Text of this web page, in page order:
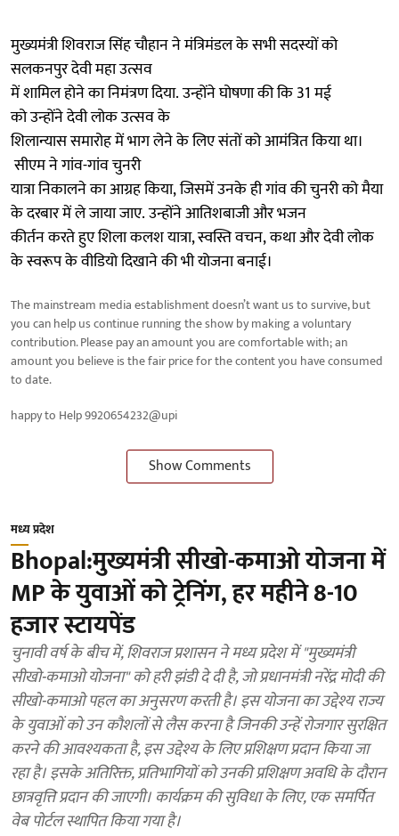
मुख्यमंत्री शिवराज सिंह चौहान ने मंत्रिमंडल के सभी सदस्यों को
सलकनपुर देवी महा उत्सव
में शामिल होने का निमंत्रण दिया. उन्होंने घोषणा की कि 31 मई
को उन्होंने देवी लोक उत्सव के
शिलान्यास समारोह में भाग लेने के लिए संतों को आमंत्रित किया था।
सीएम ने गांव-गांव चुनरी
यात्रा निकालने का आग्रह किया, जिसमें उनके ही गांव की चुनरी को मैया
के दरबार में ले जाया जाए. उन्होंने आतिशबाजी और भजन
कीर्तन करते हुए शिला कलश यात्रा, स्वस्ति वचन, कथा और देवी लोक
के स्वरूप के वीडियो दिखाने की भी योजना बनाई।
The mainstream media establishment doesn’t want us to survive, but
you can help us continue running the show by making a voluntary
contribution. Please pay an amount you are comfortable with; an
amount you believe is the fair price for the content you have consumed
to date.
happy to Help 9920654232@upi
Show Comments
मध्य प्रदेश
Bhopal:मुख्यमंत्री सीखो-कमाओ योजना में
MP के युवाओं को ट्रेनिंग, हर महीने 8-10
हजार स्टायपेंड
चुनावी वर्ष के बीच में, शिवराज प्रशासन ने मध्य प्रदेश में "मुख्यमंत्री
सीखो-कमाओ योजना" को हरी झंडी दे दी है, जो प्रधानमंत्री नरेंद्र मोदी की
सीखो-कमाओ पहल का अनुसरण करती है। इस योजना का उद्देश्य राज्य
के युवाओं को उन कौशलों से लैस करना है जिनकी उन्हें रोजगार सुरक्षित
करने की आवश्यकता है, इस उद्देश्य के लिए प्रशिक्षण प्रदान किया जा
रहा है। इसके अतिरिक्त, प्रतिभागियों को उनकी प्रशिक्षण अवधि के दौरान
छात्रवृत्ति प्रदान की जाएगी। कार्यक्रम की सुविधा के लिए, एक समर्पित
वेब पोर्टल स्थापित किया गया है।